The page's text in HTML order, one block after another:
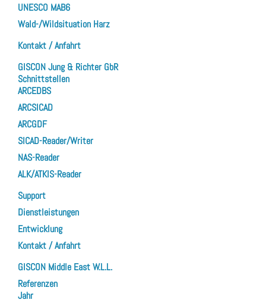
UNESCO MAB6
Wald-/Wildsituation Harz
Kontakt / Anfahrt
GISCON Jung & Richter GbR
Schnittstellen
ARCEDBS
ARCSICAD
ARCGDF
SICAD-Reader/Writer
NAS-Reader
ALK/ATKIS-Reader
Support
Dienstleistungen
Entwicklung
Kontakt / Anfahrt
GISCON Middle East W.L.L.
Referenzen
Jahr